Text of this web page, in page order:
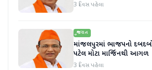
3 દિવસ પહેલા
ગુજરાત
માંજલપુરમાં ભાજપનો
પટેલ મોટા માર્જિનથી આગળ
3 દિવસ પહેલા